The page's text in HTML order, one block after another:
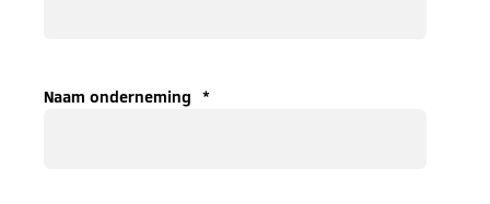
Naam onderneming *